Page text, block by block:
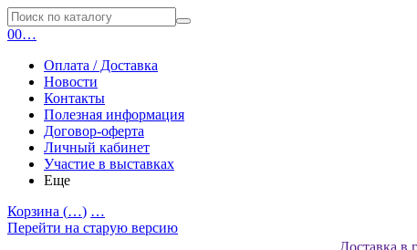
00…
Оплата / Доставка
Новости
Контакты
Полезная информация
Договор-оферта
Личный кабинет
Участие в выставках
Еще
Корзина (…) …
Перейти на старую версию
Доставка в